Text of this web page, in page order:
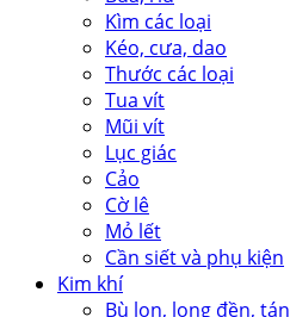
Kìm các loại
Kéo, cưa, dao
Thước các loại
Tua vít
Mũi vít
Lục giác
Cảo
Cờ lê
Mỏ lết
Cần siết và phụ kiện
Kim khí
Bù lon, long đền, tán